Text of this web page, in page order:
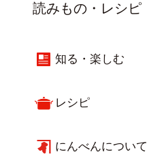
読みもの・レシピ
知る・楽しむ
レシピ
にんべんについて